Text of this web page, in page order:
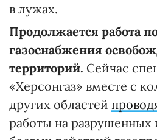
в лужах.
Продолжается работа
газоснабжения
территорий. Сейчас
«Херсонгаз» вместе с
других областей
работы на разрушенных